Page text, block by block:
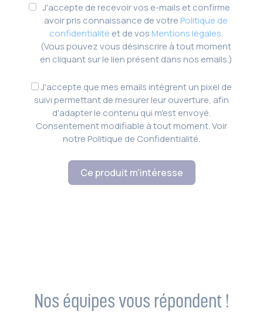
J'accepte de recevoir vos e-mails et confirme
avoir pris connaissance de votre Politique de
confidentialité et de vos Mentions légales.
(Vous pouvez vous désinscrire à tout moment
en cliquant sur le lien présent dans nos emails.)
J'accepte que mes emails intègrent un pixel de
suivi permettant de mesurer leur ouverture, afin
d'adapter le contenu qui m'est envoyé.
Consentement modifiable à tout moment. Voir
notre Politique de Confidentialité.
Ce produit m'intéresse
Nos équipes vous répondent !